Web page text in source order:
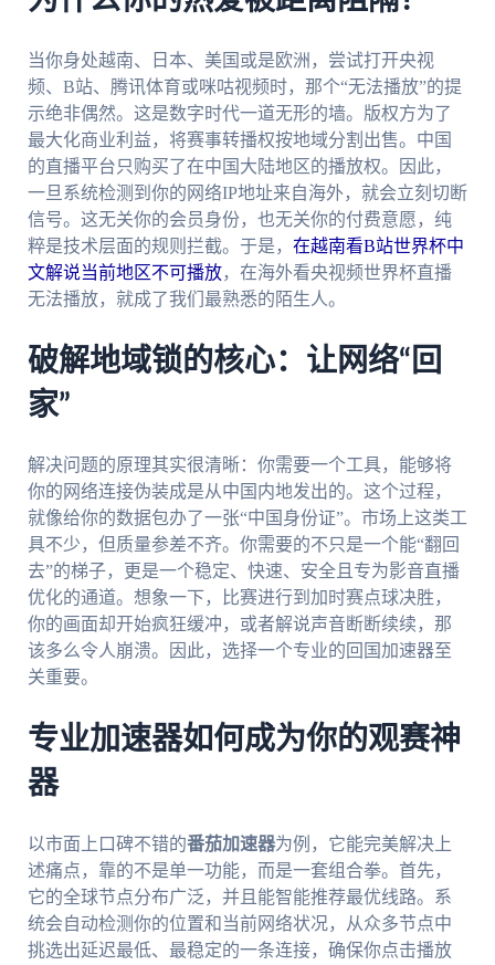
当你身处越南、日本、美国或是欧洲，尝试打开央视
频、B站、腾讯体育或咪咕视频时，那个“无法播放”的提
示绝非偶然。这是数字时代一道无形的墙。版权方为了
最大化商业利益，将赛事转播权按地域分割出售。中国
的直播平台只购买了在中国大陆地区的播放权。因此，
一旦系统检测到你的网络IP地址来自海外，就会立刻切断
信号。这无关你的会员身份，也无关你的付费意愿，纯
粹是技术层面的规则拦截。于是， 在越南看B站世界杯中
文解说当前地区不可播放，在海外看央视频世界杯直播
无法播放，就成了我们最熟悉的陌生人。
破解地域锁的核心：让网络“回
家”
解决问题的原理其实很清晰：你需要一个工具，能够将
你的网络连接伪装成是从中国内地发出的。这个过程，
就像给你的数据包办了一张“中国身份证”。市场上这类工
具不少，但质量参差不齐。你需要的不只是一个能“翻回
去”的梯子，更是一个稳定、快速、安全且专为影音直播
优化的通道。想象一下，比赛进行到加时赛点球决胜，
你的画面却开始疯狂缓冲，或者解说声音断断续续，那
该多么令人崩溃。因此，选择一个专业的回国加速器至
关重要。
专业加速器如何成为你的观赛神
器
以市面上口碑不错的番茄加速器为例，它能完美解决上
述痛点，靠的不是单一功能，而是一套组合拳。首先，
它的全球节点分布广泛，并且能智能推荐最优线路。系
统会自动检测你的位置和当前网络状况，从众多节点中
挑选出延迟最低、最稳定的一条连接，确保你点击播放